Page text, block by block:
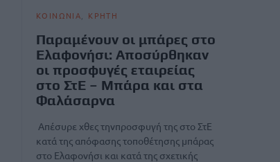
ΚΟΙΝΩΝΙΑ ΚΡΗΤΗ
Παραμένουν οι μπάρες στο
Ελαφονήσι: Αποσύρθηκαν
οι προσφυγές εταιρείας
στο ΣτΕ – Μπάρα και στα
Φαλάσαρνα
Απέσυρε χθες τηνπροσφυγή της στο ΣτΕ
κατά της απόφασης τοποθέτησης μπάρας
στο Ελαφονήσι και κατά της σχετικής